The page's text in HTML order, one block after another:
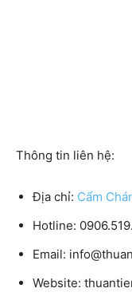
Thông tin liên hệ:
Địa chỉ: Cẩm
Hotline:
Email:
Website: